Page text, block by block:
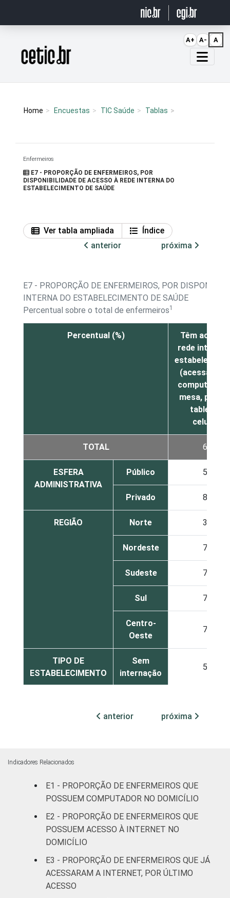
Página inicial
Home Encuestas TIC Saúde Tablas
Enfermeiros
E7 - PROPORÇÃO DE ENFERMEIROS, POR
DISPONIBILIDADE DE ACESSO À REDE INTERNA DO
ESTABELECIMENTO DE SAÚDE
Ver tabla ampliada
Índice
anterior
próxima
E7 - PROPORÇÃO DE ENFERMEIROS, POR
INTERNA DO ESTABELECIMENTO DE SAÚDE
Percentual sobre o total de enfermeiros1
Percentual (%)
Têm acesso
rede interna
(acessada
computador
mesa,
tablet ou
celular)
TOTAL 69
ESFERA
ADMINISTRATIVA
Público 59
Privado 88
REGIÃO Norte 38
Nordeste 71
Sudeste 78
Sul 75
Centro-
Oeste
77
TIPO DE
ESTABELECIMENTO
Sem
internação
58
internação
(mais de
50 leitos)
FAIXA ETÁRIA
Até 30
anos
31 a 40
anos
73
anterior próxima
Indicadores Relacionados
E1 - PROPORÇÃO DE ENFERMEIROS QUE
POSSUEM COMPUTADOR NO DOMICÍLIO
E2 - PROPORÇÃO DE ENFERMEIROS QUE
POSSUEM ACESSO À INTERNET NO
DOMICÍLIO
E3 - PROPORÇÃO DE ENFERMEIROS QUE JÁ
ACESSARAM A INTERNET, POR ÚLTIMO
ACESSO
A+ A- A